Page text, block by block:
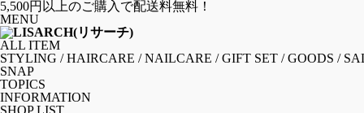
5,500円以上のご購入で配送料無料！
MENU
ALL ITEM
STYLING /HAIRCARE /NAILCARE /GIFT SET /GOODS /
SNAP
TOPICS
INFORMATION
SHOP LIST